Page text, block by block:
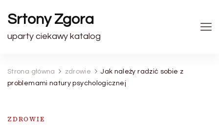
Srtony Zgora
uparty ciekawy katalog
Strona główna zdrowie
Jak należy radzić sobie z
problemami natury psychologicznej
ZDROWIE